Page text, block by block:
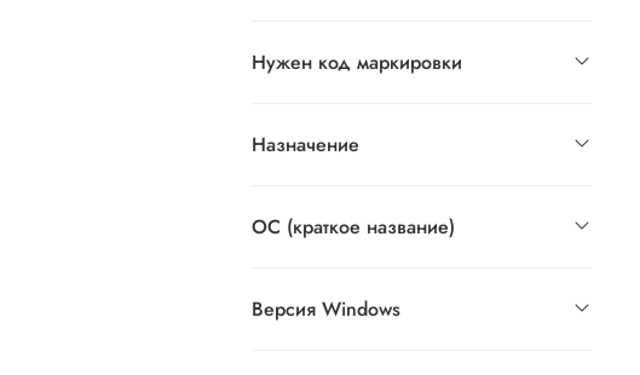
Нужен код маркировки
Назначение
ОС (краткое название)
Версия Windows